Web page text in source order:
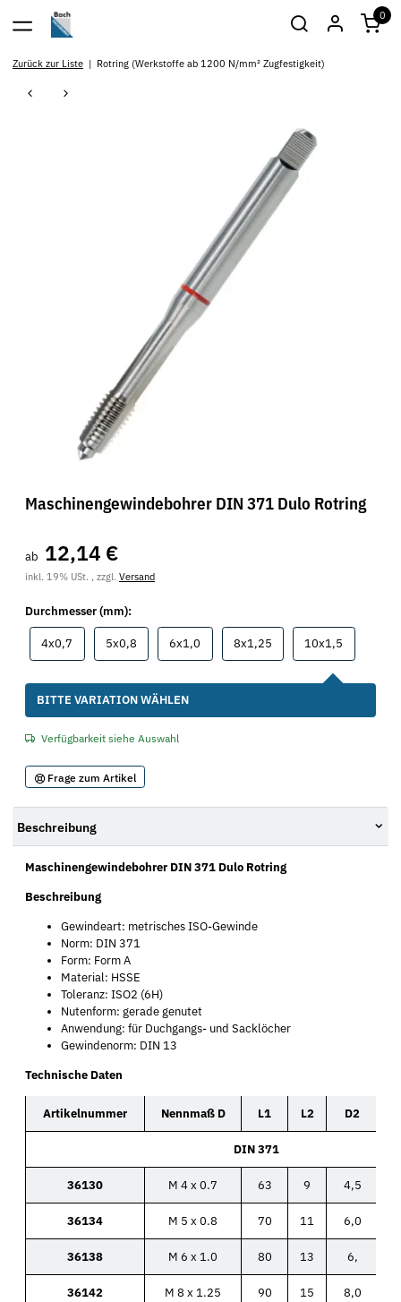
0
Zurück zur Liste Rotring (Werkstoffe ab 1200 N/mm² Zugfestigkeit)
Maschinengewindebohrer DIN 371 Dulo Rotring
ab 12,14 €
inkl. 19% USt. , zzgl. Versand
Durchmesser (mm):
4x0,7 5x0,85x0,8 6x1,0 8x1,258x1,2510x1,5
x
BITTE VARIATION WÄHLEN
Verfügbarkeit siehe Auswahl
Frage zum Artikel
Beschreibung
Maschinengewindebohrer DIN 371 Dulo Rotring
Beschreibung
Gewindeart: metrisches ISO-Gewinde
Norm: DIN 371
Form: Form A
Material: HSSE
Toleranz: ISO2 (6H)
Nutenform: gerade genutet
Anwendung: für Duchgangs- und Sacklöcher
Gewindenorm: DIN 13
Technische Daten
Artikelnummer Nennmaß D L1 L2 D2
DIN 371
36130 M 4 x 0.7 63 9 4,5
36134 M 5 x 0.8 70 11 6,0
36138 M 6 x 1.0 80 13 6,
36142 M 8 x 1.25 90 15 8,0